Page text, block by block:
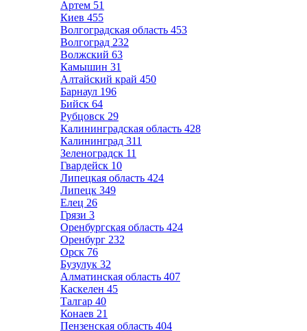
Артем 51
Киев 455
Волгоградская область 453
Волгоград 232
Волжский 63
Камышин 31
Алтайский край 450
Барнаул 196
Бийск 64
Рубцовск 29
Калининградская область 428
Калининград 311
Зеленоградск 11
Гвардейск 10
Липецкая область 424
Липецк 349
Елец 26
Грязи 3
Оренбургская область 424
Оренбург 232
Орск 76
Бузулук 32
Алматинская область 407
Каскелен 45
Талгар 40
Конаев 21
Пензенская область 404